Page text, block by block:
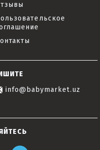
info@babymarket.uz